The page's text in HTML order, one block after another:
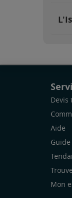
Devis
Aide
Mon